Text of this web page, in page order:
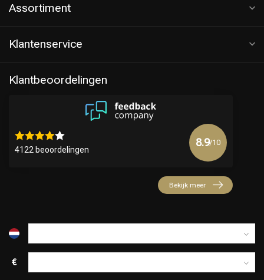
Keuze van onze Kappers
Assortiment
Klantenservice
Klantbeoordelingen
4122 beoordelingen
8.9/10
Bekijk meer
€